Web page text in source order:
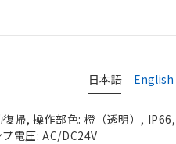
日本語 English
帰, 操作部色: 橙（透明）,
電圧: AC/DC24V